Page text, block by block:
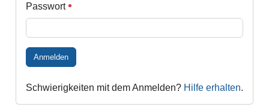
Passwort
Anmelden
Schwierigkeiten mit dem Anmelden? Hilfe erhalten.